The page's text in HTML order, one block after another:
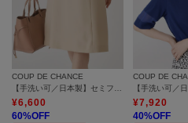
COUP DE CHANCE
【手洗い可／日本製】セミフレアスカート
¥6,600
60%OFF
COUP DE
¥7,920
40%OFF